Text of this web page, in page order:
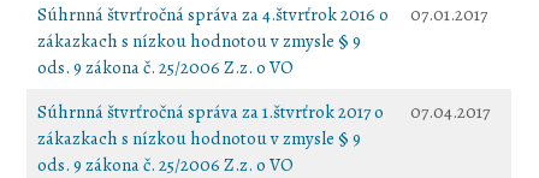
Súhrnná štvrťročná správa za 4.štvrťrok 2016 o
zákazkach s nízkou hodnotou v zmysle § 9
ods. 9 zákona č. 25/2006 Z.z. o VO
07.01.2017
Súhrnná štvrťročná správa za 1.štvrťrok 2017 o
zákazkach s nízkou hodnotou v zmysle § 9
ods. 9 zákona č. 25/2006 Z.z. o VO
07.04.2017